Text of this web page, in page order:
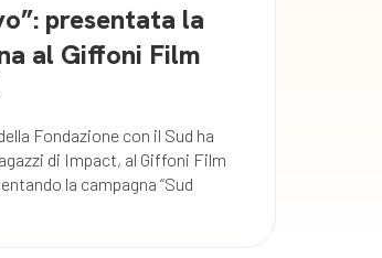
presentata la
al Giffoni Film
Fondazione con il Sud ha
di Impact, al Giffoni Film
la campagna “Sud